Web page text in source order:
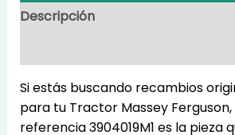
Descripción
Si estás buscando recambios
para tu Tractor Massey
referencia 3904019M1 es la pieza